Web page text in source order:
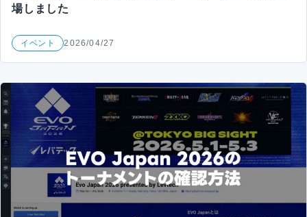
場しました
イベント 2026/04/27